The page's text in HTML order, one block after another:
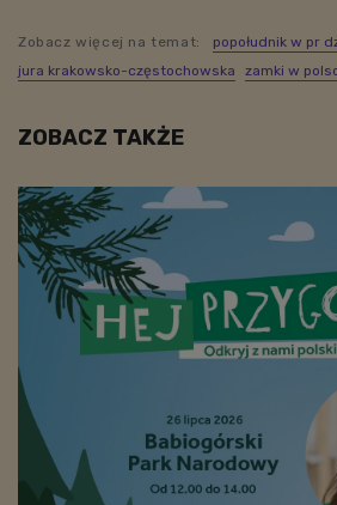
Zobacz więcej na temat: popołudnik w pr
jura krakowsko-częstochowska
zamki w
ZOBACZ TAKŻE